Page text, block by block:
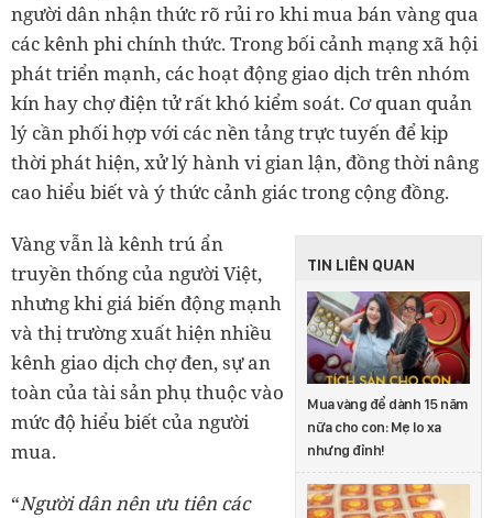
người dân nhận thức rõ rủi ro khi mua bán vàng qua
các kênh phi chính thức. Trong bối cảnh mạng xã hội
phát triển mạnh, các hoạt động giao dịch trên nhóm
kín hay chợ điện tử rất khó kiểm soát. Cơ quan quản
lý cần phối hợp với các nền tảng trực tuyến để kịp
thời phát hiện, xử lý hành vi gian lận, đồng thời nâng
cao hiểu biết và ý thức cảnh giác trong cộng đồng.
TIN LIÊN QUAN
Mua vàng để dành 15 năm
nữa cho con: Mẹ lo xa
nhưng đỉnh!
Vàng vẫn là kênh trú ẩn
truyền thống của người Việt,
nhưng khi giá biến động mạnh
và thị trường xuất hiện nhiều
kênh giao dịch chợ đen, sự an
toàn của tài sản phụ thuộc vào
mức độ hiểu biết của người
mua.
“Người dân nên ưu tiên các